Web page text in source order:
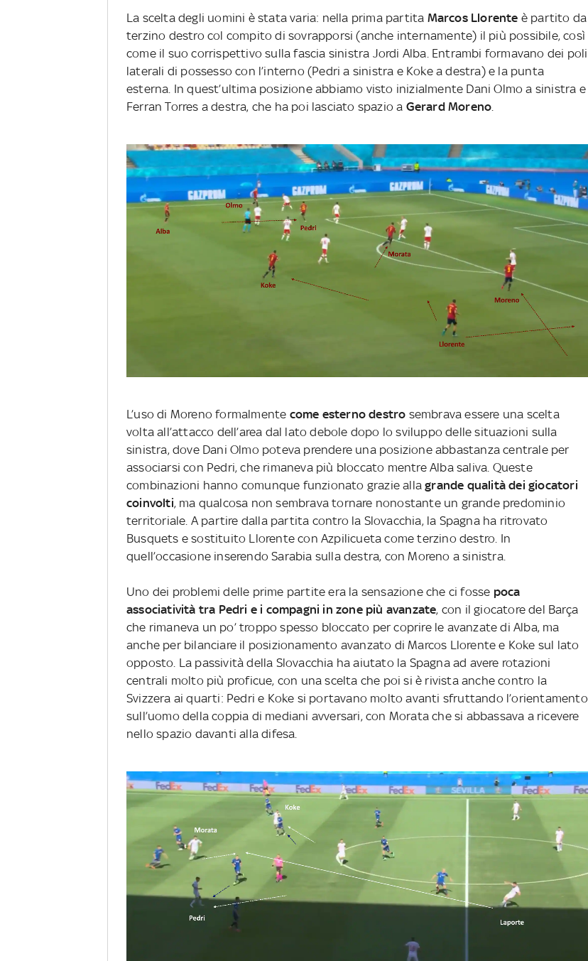
La scelta degli uomini è stata varia: nella prima partita Marcos Llorente è partito da
terzino destro col compito di sovrapporsi (anche internamente) il più possibile, così
come il suo corrispettivo sulla fascia sinistra Jordi Alba. Entrambi formavano dei poli
laterali di possesso con l’interno (Pedri a sinistra e Koke a destra) e la punta
esterna. In quest’ultima posizione abbiamo visto inizialmente Dani Olmo a sinistra e
Ferran Torres a destra, che ha poi lasciato spazio a Gerard Moreno.
L’uso di Moreno formalmente come esterno destro sembrava essere una scelta
volta all’attacco dell’area dal lato debole dopo lo sviluppo delle situazioni sulla
sinistra, dove Dani Olmo poteva prendere una posizione abbastanza centrale per
associarsi con Pedri, che rimaneva più bloccato mentre Alba saliva. Queste
combinazioni hanno comunque funzionato grazie allagrande qualità dei giocatori
coinvolti, ma qualcosa non sembrava tornare nonostante un grande predominio
territoriale. A partire dalla partita contro la Slovacchia, la Spagna ha ritrovato
Busquets e sostituito Llorente con Azpilicueta come terzino destro. In
quell’occasione inserendo Sarabia sulla destra, con Moreno a sinistra.
Uno dei problemi delle prime partite era la sensazione che ci fosse poca
associatività tra Pedri e i compagni in zone più avanzate, con il giocatore del Barça
che rimaneva un po’ troppo spesso bloccato per coprire le avanzate di Alba, ma
anche per bilanciare il posizionamento avanzato di Marcos Llorente e Koke sul lato
opposto. La passività della Slovacchia ha aiutato la Spagna ad avere rotazioni
centrali molto più proficue, con una scelta che poi si è rivista anche contro la
Svizzera ai quarti: Pedri e Koke si portavano molto avanti sfruttando l’orientamento
sull’uomo della coppia di mediani avversari, con Morata che si abbassava a ricevere
nello spazio davanti alla difesa.